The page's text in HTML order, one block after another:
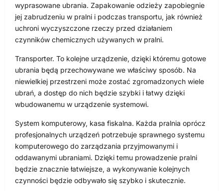
wyprasowane ubrania. Zapakowanie odzieży zapobiegnie
jej zabrudzeniu w pralni i podczas transportu, jak również
uchroni wyczyszczone rzeczy przed działaniem
czynników chemicznych używanych w pralni.
Transporter. To kolejne urządzenie, dzięki któremu gotowe
ubrania będą przechowywane we właściwy sposób. Na
niewielkiej przestrzeni może zostać zgromadzonych wiele
ubrań, a dostęp do nich będzie szybki i łatwy dzięki
wbudowanemu w urządzenie systemowi.
System komputerowy, kasa fiskalna. Każda pralnia oprócz
profesjonalnych urządzeń potrzebuje sprawnego systemu
komputerowego do zarządzania przyjmowanymi i
oddawanymi ubraniami. Dzięki temu prowadzenie pralni
będzie znacznie łatwiejsze, a wykonywanie kolejnych
czynności będzie odbywało się szybko i skutecznie.